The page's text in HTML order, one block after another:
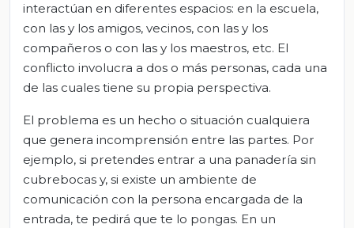
interactúan en diferentes espacios: en la escuela,
con las y los amigos, vecinos, con las y los
compañeros o con las y los maestros, etc. El
conflicto involucra a dos o más personas, cada una
de las cuales tiene su propia perspectiva.
El problema es un hecho o situación cualquiera
que genera incomprensión entre las partes. Por
ejemplo, si pretendes entrar a una panadería sin
cubrebocas y, si existe un ambiente de
comunicación con la persona encargada de la
entrada, te pedirá que te lo pongas. En un